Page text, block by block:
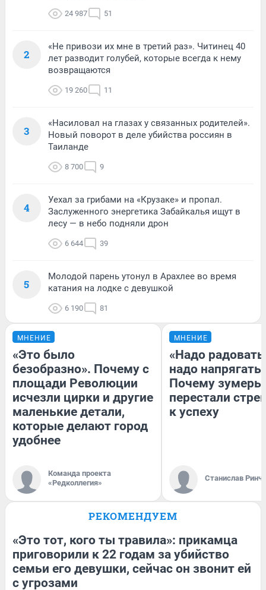
24 987 51
2
«Не привози их мне в третий раз». Читинец 40
лет разводит голубей, которые всегда к нему
возвращаются
19 260 11
3
«Насиловал на глазах у связанных родителей».
Новый поворот в деле убийства россиян в
Таиланде
8 700 9
4
Уехал за грибами на «Крузаке» и пропал.
Заслуженного энергетика Забайкалья ищут в
лесу — в небо подняли дрон
6 644 39
5
Молодой парень утонул в Арахлее во время
катания на лодке с девушкой
6 190 81
МНЕНИЕ
«Это было
безобразно». Почему с
площади Революции
исчезли цирки и другие
маленькие детали,
которые делают город
удобнее
Команда проекта
«Редколлегия»
МНЕНИЕ
«Надо
надо
Почему зумеры
перестали
к успеху
Станислав
РЕКОМЕНДУЕМ
«Это тот, кого ты травила»: прикамца
приговорили к 22 годам за убийство
семьи его девушки, сейчас он звонит ей
с угрозами